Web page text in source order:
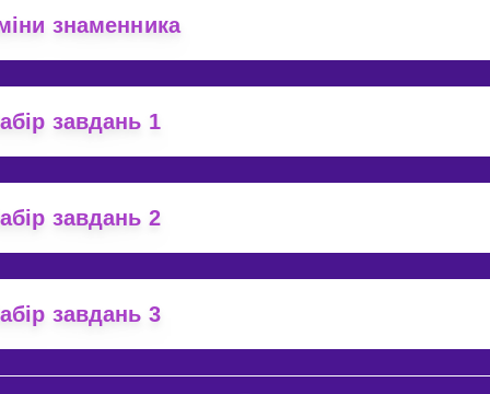
знаменника
завдань 1
завдань 2
завдань 3